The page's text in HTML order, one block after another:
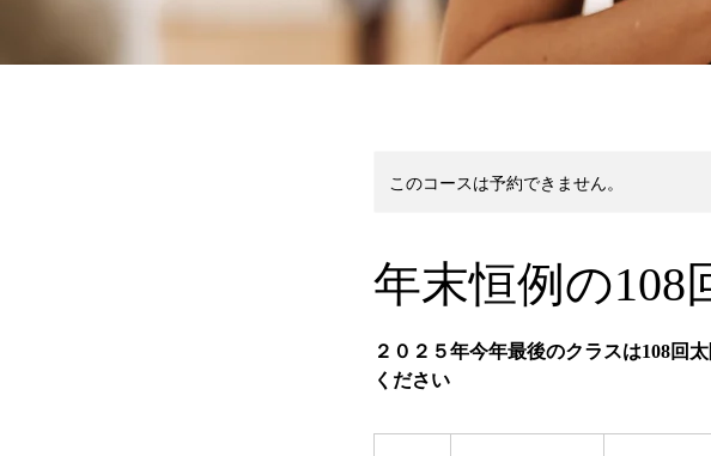
このコースは予約できません。
年末恒例の108
２０２５年今年最後のクラスは108回
ください